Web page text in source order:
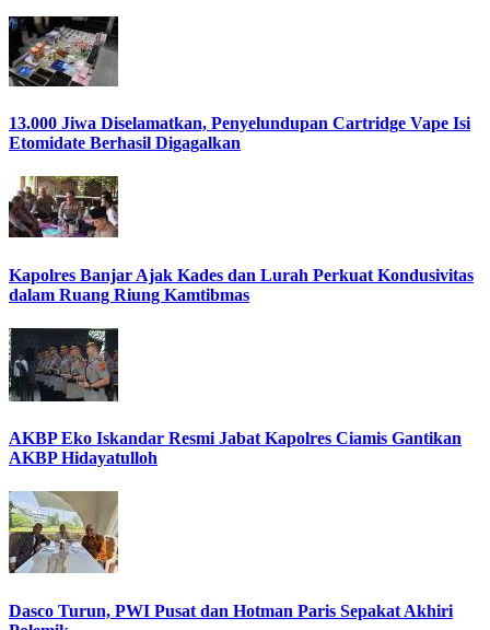
13.000 Jiwa Diselamatkan, Penyelundupan Cartridge Vape Isi
Etomidate Berhasil Digagalkan
Kapolres Banjar Ajak Kades dan Lurah Perkuat Kondusivitas
dalam Ruang Riung Kamtibmas
AKBP Eko Iskandar Resmi Jabat Kapolres Ciamis Gantikan
AKBP Hidayatulloh
Dasco Turun, PWI Pusat dan Hotman Paris Sepakat Akhiri